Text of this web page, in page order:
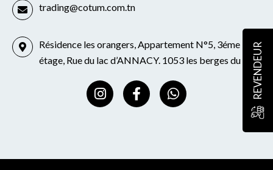
trading@cotum.com.tn
Résidence les orangers, Appartement N°5, 3éme
étage, Rue du lac d’ANNACY. 1053 les berges du lac
I
n
s
F
a
c
W
h
a
REVENDEUR